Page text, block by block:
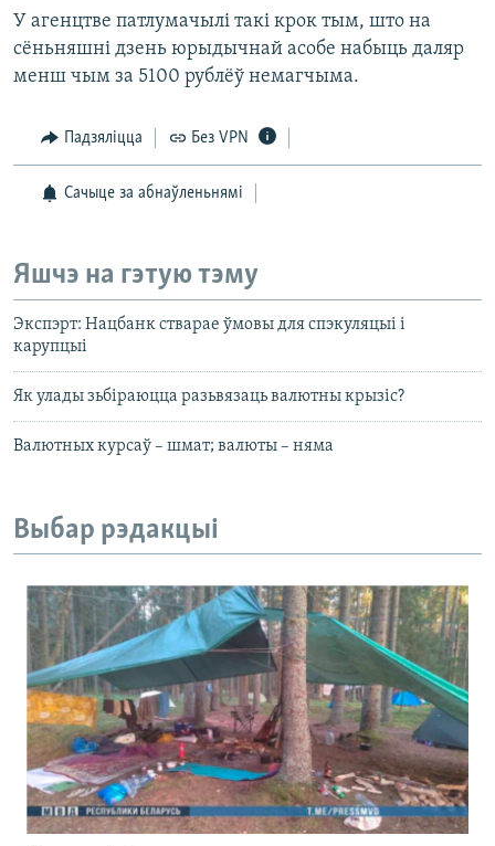
У агенцтве патлумачылі такі крок тым, што на
сёньняшні дзень юрыдычнай асобе набыць даляр
менш чым за 5100 рублёў немагчыма.
Падзяліцца Без VPN
Сачыце за абнаўленьнямі
Яшчэ на гэтую тэму
Экспэрт: Нацбанк стварае ўмовы для спэкуляцыі і
карупцыі
Як улады зьбіраюцца разьвязаць валютны крызіс?
Валютных курсаў – шмат; валюты – няма
Выбар рэдакцыі